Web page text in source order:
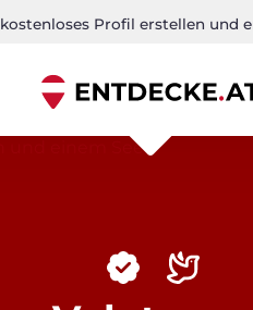
Profil erstellen und